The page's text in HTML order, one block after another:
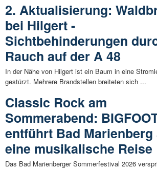
2. Aktualisierung:
bei Hilgert -
Sichtbehinderungen
Rauch auf der A 48
In der Nähe von Hilgert ist ein Baum in eine
gestürzt. Mehrere Brandstellen breiteten sich ...
Classic Rock am
Sommerabend:
entführt Bad Marienberg
eine musikalische Reise
Das Bad Marienberger Sommerfestival 2026